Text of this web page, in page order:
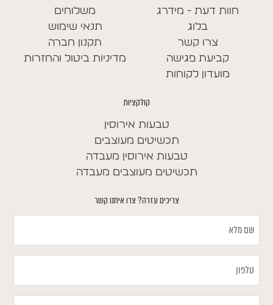
חוות דעת - מידרג
בלוג
צרו קשר
קביעת פגישה
מועדון לקוחות
משלוחים
תנאי שימוש
תקנון חברה
מדיניות ביטול והחזרות
קולקציות
טבעות אירוסין
תכשיטים מעוצבים
טבעות אירוסין מעבדה
תכשיטים מעוצבים מעבדה
צריכים עזרה? צרו איתנו קשר
מלא
טלפון